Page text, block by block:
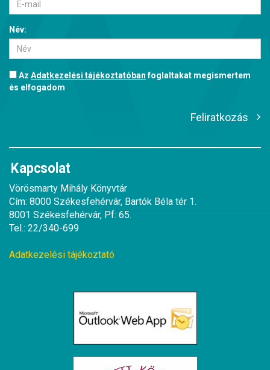
Név:
Az Adatkezelési tájékoztatóbanfoglaltakat megismertem
és elfogadom
Feliratkozás
Kapcsolat
Vörösmarty Mihály Könyvtár
Cím: 8000 Székesfehérvár, Bartók Béla tér 1.
8001 Székesfehérvár, Pf: 65.
Tel.: 22/340-699
Adatkezelési tájékoztató